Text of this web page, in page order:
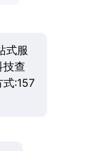
式服
技查
:157